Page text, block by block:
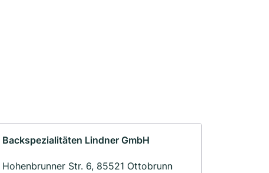
Backspezialitäten Lindner GmbH
Hohenbrunner Str. 6, 85521 Ottobrunn